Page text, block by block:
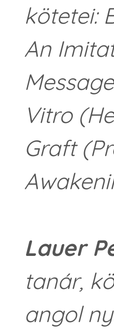
kötetei:
An
Vitro
Graft
Lauer
tanár,
angol